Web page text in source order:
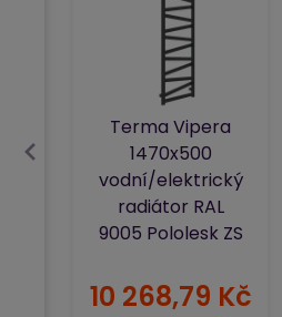
Terma Vipera
1470x500
vodní/elektrický
radiátor RAL
9005 Pololesk ZS
10 268,79 Kč